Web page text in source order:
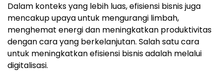
Dalam konteks yang lebih luas, efisiensi bisnis juga
mencakup upaya untuk mengurangi limbah,
menghemat energi dan meningkatkan produktivitas
dengan cara yang berkelanjutan. Salah satu cara
untuk meningkatkan efisiensi bisnis adalah melalui
digitalisasi.